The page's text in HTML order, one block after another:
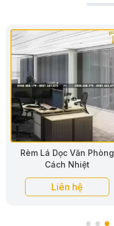
Rèm Lá Dọc Văn Phòng
Chống Chói
Liên hệ